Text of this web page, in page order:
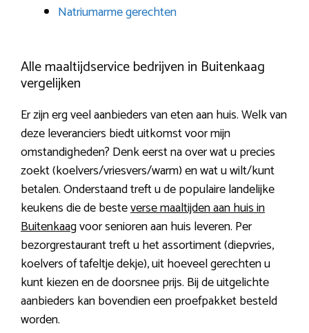
Natriumarme gerechten
Alle maaltijdservice bedrijven in Buitenkaag
vergelijken
Er zijn erg veel aanbieders van eten aan huis. Welk van
deze leveranciers biedt uitkomst voor mijn
omstandigheden? Denk eerst na over wat u precies
zoekt (koelvers/vriesvers/warm) en wat u wilt/kunt
betalen. Onderstaand treft u de populaire landelijke
keukens die de besteverse maaltijden aan huis in
Buitenkaagvoor senioren aan huis leveren. Per
bezorgrestaurant treft u het assortiment (diepvries,
koelvers of tafeltje dekje), uit hoeveel gerechten u
kunt kiezen en de doorsnee prijs. Bij de uitgelichte
aanbieders kan bovendien een proefpakket besteld
worden.